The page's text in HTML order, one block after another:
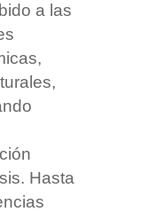
a las
Hasta